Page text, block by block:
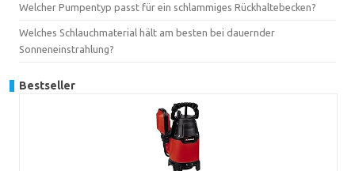
Welcher Pumpentyp passt für ein schlammiges Rückhaltebecken?
Welches Schlauchmaterial hält am besten bei dauernder
Sonneneinstrahlung?
Bestseller